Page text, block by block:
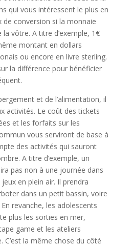
qui vous intéressent le plus en
conversion si la monnaie
vôtre. A titre d’exemple, 1€
montant en dollars
ou encore en livre sterling.
la différence pour bénéficier
et de l’alimentation, il
activités. Le coût des tickets
et les forfaits sur les
vous serviront de base à
des activités qui sauront
A titre d’exemple, un
pas non à une journée dans
en plein air. Il prendra
dans un petit bassin, voire
revanche, les adolescents
plus les sorties en mer,
game et les ateliers
C’est la même chose du côté